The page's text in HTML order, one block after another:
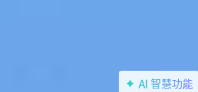
AI 智慧功能